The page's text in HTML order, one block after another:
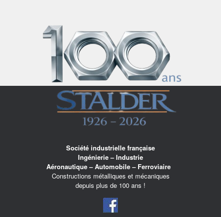
Société industrielle française
Ingénierie – Industrie
Aéronautique – Automobile – Ferroviaire
Constructions métalliques et mécaniques
depuis plus de 100 ans !